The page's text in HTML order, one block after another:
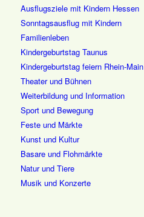
Ausflugsziele mit Kindern Hessen
Sonntagsausflug mit Kindern
Familienleben
Kindergeburtstag Taunus
Kindergeburtstag feiern Rhein-Main
Theater und Bühnen
Weiterbildung und Information
Sport und Bewegung
Feste und Märkte
Kunst und Kultur
Basare und Flohmärkte
Natur und Tiere
Musik und Konzerte